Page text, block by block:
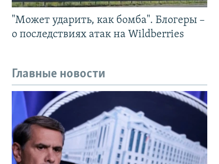
"Может ударить, как бомба". Блогеры –
о последствиях атак на Wildberries
Главные новости